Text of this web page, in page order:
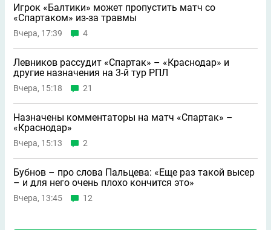
Игрок «Балтики» может пропустить матч со
«Спартаком» из-за травмы
Вчера, 17:39 4
Левников рассудит «Спартак» – «Краснодар» и
другие назначения на 3-й тур РПЛ
Вчера, 15:18 21
Назначены комментаторы на матч «Спартак» –
«Краснодар»
Вчера, 15:13 2
Бубнов – про слова Пальцева: «Ещe раз такой высер
– и для него очень плохо кончится это»
Вчера, 13:45 12